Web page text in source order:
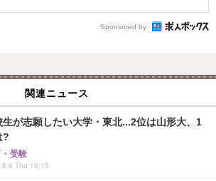
Sponsored by
関連ニュース
生が志願したい大学・東北...2位は山形大、1
?
受験
Thu 16:15